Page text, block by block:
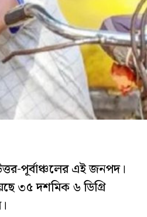
পূর্বাঞ্চলের এই জনপদ।
৩৫ দশমিক ৬ ডিগ্রি